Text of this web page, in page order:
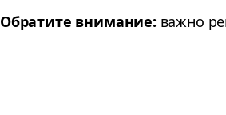
Обратите внимание: важно